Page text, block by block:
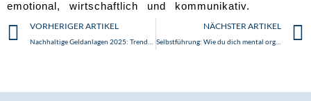
emotional, wirtschaftlich und kommunikativ.
Zurück
VORHERIGER ARTIKEL
Nachhaltige Geldanlagen 2025: Trends, Herausforderungen und Chancen
NÄCHSTER ARTIKEL
Selbstführung: Wie du dich mental organisierst